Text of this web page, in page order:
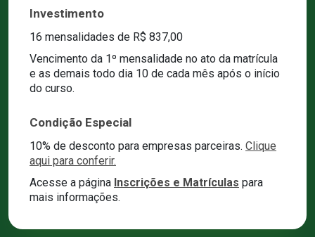
Investimento
16 mensalidades de R$ 837,00
Vencimento da 1º mensalidade no ato da matrícula
e as demais todo dia 10 de cada mês após o início
do curso.
Condição Especial
10% de desconto para empresas parceiras. Clique
aqui para conferir.
Acesse a página Inscrições e Matrículas para
mais informações.